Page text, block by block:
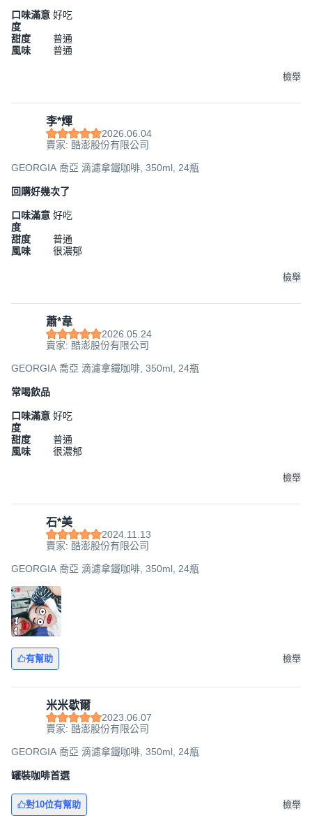
口味滿意
度
好吃
甜度
普通
風味
普通
檢舉
李*煇
2026.06.04
賣家: 酷澎股份有限公司
GEORGIA 喬亞 滴濾拿鐵咖啡, 350ml, 24瓶
回購好幾次了
口味滿意
度
好吃
甜度
普通
風味
很濃郁
檢舉
蕭*韋
2026.05.24
賣家: 酷澎股份有限公司
GEORGIA 喬亞 滴濾拿鐵咖啡, 350ml, 24瓶
常喝飲品
口味滿意
度
好吃
甜度
普通
風味
很濃郁
檢舉
石*美
2024.11.13
賣家: 酷澎股份有限公司
GEORGIA 喬亞 滴濾拿鐵咖啡, 350ml, 24瓶
有幫助 檢舉
米米歇爾
2023.06.07
賣家: 酷澎股份有限公司
GEORGIA 喬亞 滴濾拿鐵咖啡, 350ml, 24瓶
罐裝咖啡首選
對10位有幫助 檢舉